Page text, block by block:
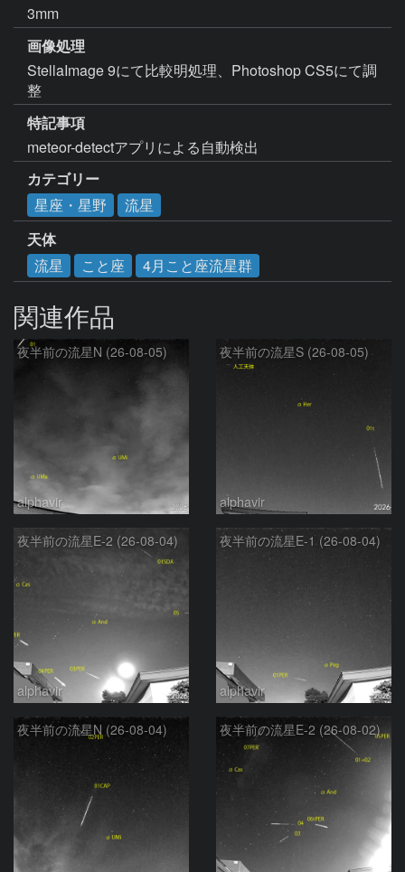
3mm
画像処理
StellaImage 9にて比較明処理、Photoshop CS5にて調
整
特記事項
meteor-detectアプリによる自動検出
カテゴリー
星座・星野
流星
天体
流星
こと座 4月こと座流星群
関連作品
夜半前の流星N (26-08-05)
alphavir
夜半前の流星S (26-08-05)
alphavir
夜半前の流星E-2 (26-08-04)
alphavir
夜半前の流星E-1 (26-08-04)
alphavir
夜半前の流星N (26-08-04) 夜半前の流星E-2 (26-08-02)